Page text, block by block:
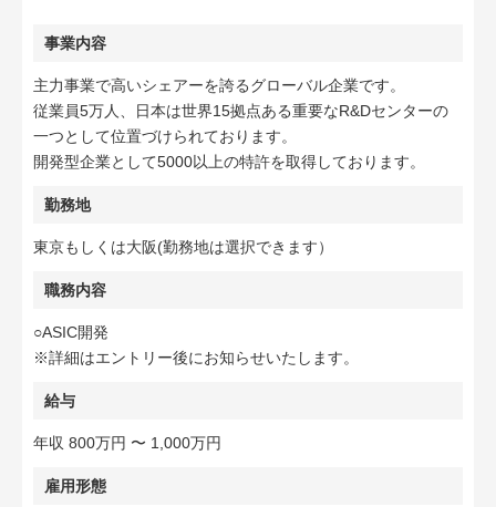
事業内容
主力事業で高いシェアーを誇るグローバル企業です。
従業員5万人、日本は世界15拠点ある重要なR&Dセンターの
一つとして位置づけられております。
開発型企業として5000以上の特許を取得しております。
勤務地
東京もしくは大阪(勤務地は選択できます）
職務内容
○ASIC開発
※詳細はエントリー後にお知らせいたします。
給与
年収 800万円 〜 1,000万円
雇用形態